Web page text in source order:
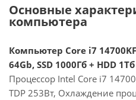
Основные
компьютера
Компьютер Core i7
64Gb, SSD 1000Гб + HDD 1Тб
Процессор Intel Core i7
TDP 253Вт, Охлаждение